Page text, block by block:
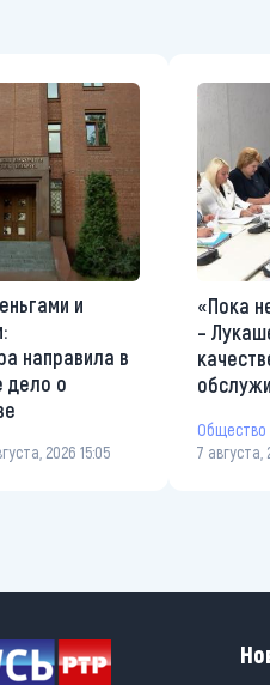
и
направила в
дело о
2026 15:05
«Пока
–
Общество
7 августа,